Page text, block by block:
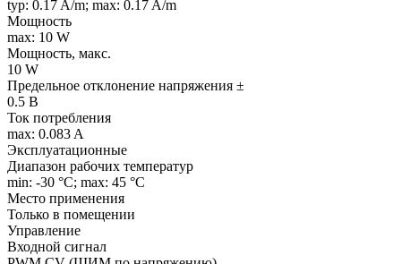
typ: 0.17 A/m; max: 0.17 A/m
Мощность
max: 10 W
Мощность, макс.
10 W
Предельное отклонение напряжения ±
0.5 В
Ток потребления
max: 0.083 A
Эксплуатационные
Диапазон рабочих температур
min: -30 °C; max: 45 °C
Место применения
Только в помещении
Управление
Входной сигнал